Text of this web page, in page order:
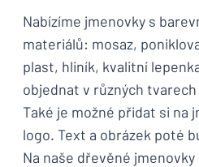
Nabízíme jmenovky s
materiálů: mosaz,
plast, hliník, kvalitní
objednat v různých
Také je možné přidat si na
logo. Text a obrázek poté
Na naše dřevěné